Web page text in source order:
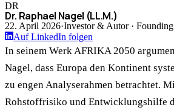
DR
Dr. Raphael Nagel (LL.M.)
22. April 2026·Investor & Autor ·
Auf LinkedIn folgen
In seinem Werk AFRIKA 2050
Nagel, dass Europa den Kontinent
zu engen Analyserahmen betrachtet.
Rohstoffrisiko und Entwicklungshilfe